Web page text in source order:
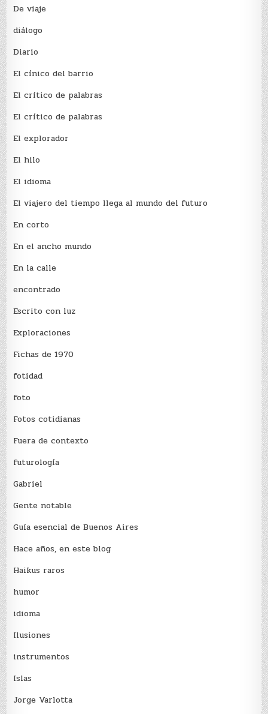
De viaje
diálogo
Diario
El cínico del barrio
El crí­tico de palabras
El crí­tico de palabras
El explorador
El hilo
El idioma
El viajero del tiempo llega al mundo del futuro
En corto
En el ancho mundo
En la calle
encontrado
Escrito con luz
Exploraciones
Fichas de 1970
fotidad
foto
Fotos cotidianas
Fuera de contexto
futurología
Gabriel
Gente notable
Guía esencial de Buenos Aires
Hace años, en este blog
Haikus raros
humor
idioma
Ilusiones
instrumentos
Islas
Jorge Varlotta